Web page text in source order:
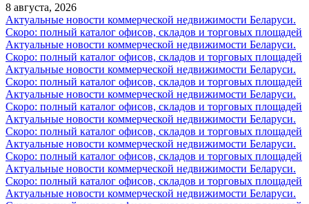
8 августа, 2026
Актуальные новости коммерческой недвижимости Беларуси.
Скоро: полный каталог офисов, складов и торговых площадей
Актуальные новости коммерческой недвижимости Беларуси.
Скоро: полный каталог офисов, складов и торговых площадей
Актуальные новости коммерческой недвижимости Беларуси.
Скоро: полный каталог офисов, складов и торговых площадей
Актуальные новости коммерческой недвижимости Беларуси.
Скоро: полный каталог офисов, складов и торговых площадей
Актуальные новости коммерческой недвижимости Беларуси.
Скоро: полный каталог офисов, складов и торговых площадей
Актуальные новости коммерческой недвижимости Беларуси.
Скоро: полный каталог офисов, складов и торговых площадей
Актуальные новости коммерческой недвижимости Беларуси.
Скоро: полный каталог офисов, складов и торговых площадей
Актуальные новости коммерческой недвижимости Беларуси.